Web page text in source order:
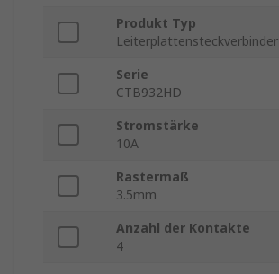
Produkt Typ
Leiterplattensteckverbinder
Serie
CTB932HD
Stromstärke
10A
Rastermaß
3.5mm
Anzahl der Kontakte
4